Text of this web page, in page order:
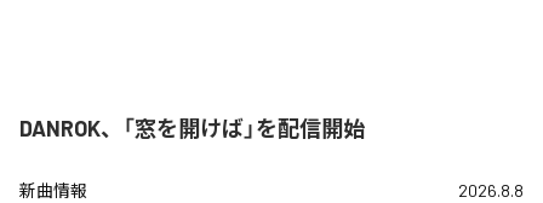
DANROK、「窓を開けば」を配信開始
新曲情報 2026.8.8